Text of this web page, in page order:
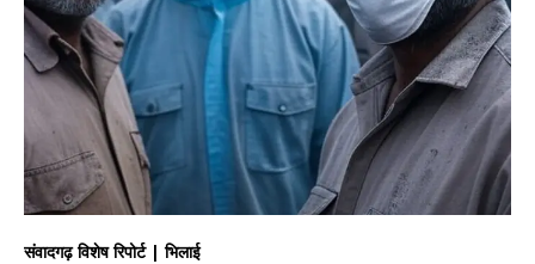
संवादगढ़ विशेष रिपोर्ट | भिलाई